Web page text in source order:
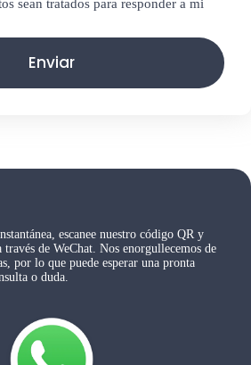
sean tratados para responder a mi
Enviar
escanee nuestro código QR y
través de WeChat. Nos enorgullecemos de
por lo que puede esperar una pronta
o duda.